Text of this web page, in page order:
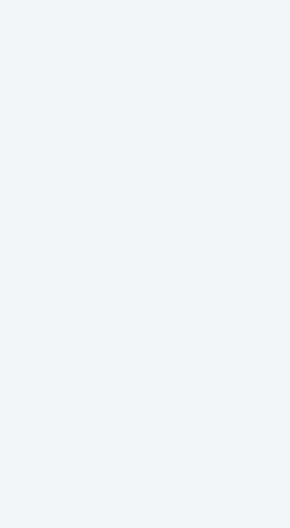
mobilier care să
din care este realizat.
oricărui spațiu.
câteva dintre
și servit masa.